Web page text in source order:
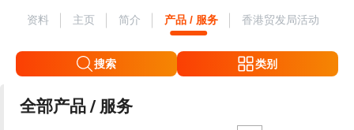
资料 主页 简介 产品 / 服务 香港贸发局活动
搜索 类别
全部产品 / 服务